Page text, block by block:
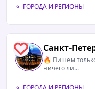
Жесть Краснодара
лихорадка в
заправках ...
08.08.2026 / 16:08
ГОРОДА И РЕГИОНЫ
1 Санкт-
🔥 Пишем
ничего ли...